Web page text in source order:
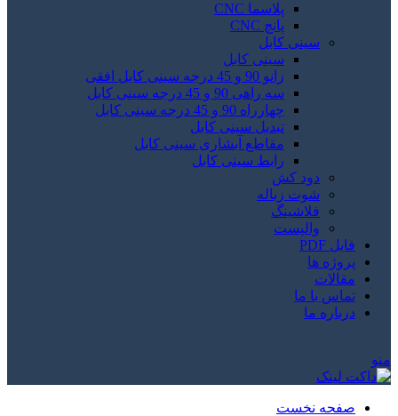
پلاسما CNC
پانچ CNC
سینی کابل
سینی کابل
زانو 90 و 45 درجه سینی کابل افقی
سه راهی 90 و 45 درجه سینی کابل
چهارراه 90 و 45 درجه سینی کابل
تبدیل سینی کابل
مقاطع آبشاری سینی کابل
رابط سینی کابل
دود کش
شوت زباله
فلاشینگ
والپست
فایل PDF
پروژه ها
مقالات
تماس با ما
درباره ما
منو
صفحه نخست